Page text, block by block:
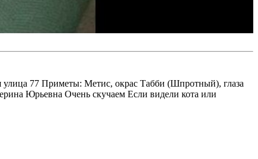
77 Приметы: Метис, окрас Табби (Шпротный), глаза
Юрьевна Очень скучаем Если видели кота или